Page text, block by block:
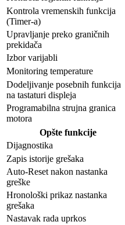
Kontrola vremenskih funkcija
(Timer-a)
Upravljanje preko graničnih
prekidača
Izbor varijabli
Monitoring temperature
Dodeljivanje posebnih funkcija
na tastaturi displeja
Programabilna strujna granica
motora
Opšte funkcije
Dijagnostika
Zapis istorije grešaka
Auto-Reset nakon nastanka
greške
Hronološki prikaz nastanka
grešaka
Nastavak rada uprkos